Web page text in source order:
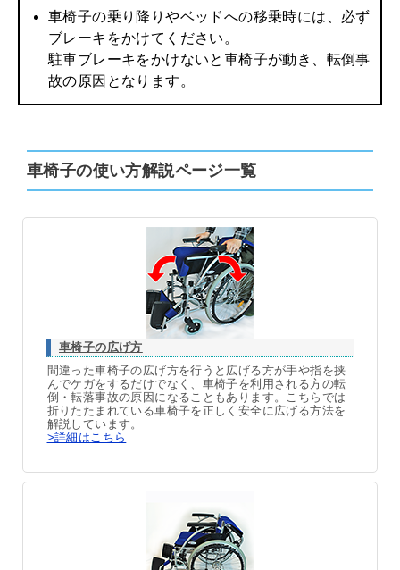
車椅子の乗り降りやベッドへの移乗時には、必ず
ブレーキをかけてください。
駐車ブレーキをかけないと車椅子が動き、転倒事
故の原因となります。
車椅子の使い方解説ページ一覧
車椅子の広げ方
間違った車椅子の広げ方を行うと広げる方が手や指を挟
んでケガをするだけでなく、車椅子を利用される方の転
倒・転落事故の原因になることもあります。こちらでは
折りたたまれている車椅子を正しく安全に広げる方法を
解説しています。
>詳細はこちら